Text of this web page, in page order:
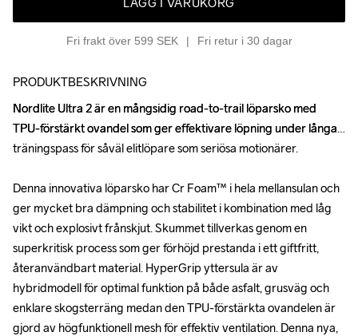
Fri frakt över 599 SEK Fri retur i 30 dagar
PRODUKTBESKRIVNING
Nordlite Ultra 2 är en mångsidig road-to-trail löparsko med
TPU-förstärkt ovandel som ger effektivare löpning under långa
träningspass för såväl elitlöpare som seriösa motionärer.
Denna innovativa löparsko har Cr Foam™ i hela mellansulan och
ger mycket bra dämpning och stabilitet i kombination med låg
vikt och explosivt frånskjut. Skummet tillverkas genom en
superkritisk process som ger förhöjd prestanda i ett giftfritt,
återanvändbart material. HyperGrip yttersula är av
hybridmodell för optimal funktion på både asfalt, grusväg och
enklare skogsterräng medan den TPU-förstärkta ovandelen är
gjord av högfunktionell mesh för effektiv ventilation. Denna nya,
Nordlite Ultra 2 är en mångsidig road-to-trail löparsko med
TPU-förstärkt ovandel som ger effektivare löpning under långa
träningspass för såväl elitlöpare som seriösa motionärer.
Denna innovativa löparsko har Cr Foam™ i hela mellansulan och
ger mycket bra dämpning och stabilitet i kombination med låg
vikt och explosivt frånskjut. Skummet tillverkas genom en
superkritisk process som ger förhöjd prestanda i ett giftfritt,
återanvändbart material. HyperGrip yttersula är av
hybridmodell för optimal funktion på både asfalt, grusväg och
enklare skogsterräng medan den TPU-förstärkta ovandelen är
gjord av högfunktionell mesh för effektiv ventilation. Denna nya,